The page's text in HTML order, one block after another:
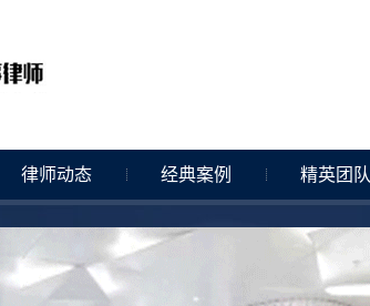
律师动态 经典案例 精英团队